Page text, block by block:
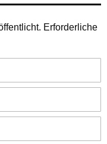
Erforderliche